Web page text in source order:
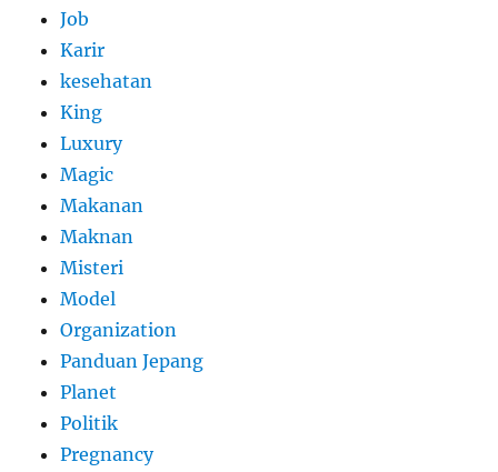
Job
Karir
kesehatan
King
Luxury
Magic
Makanan
Maknan
Misteri
Model
Organization
Panduan Jepang
Planet
Politik
Pregnancy